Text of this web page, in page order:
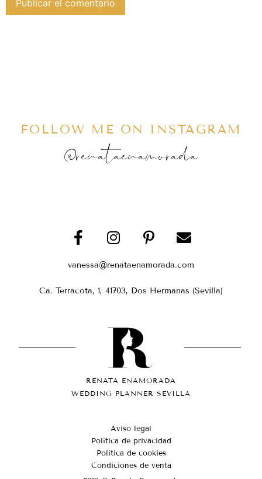
FOLLOW ME ON INSTAGRAM
@renataenamorada
vanessa@renataenamorada.com
Ca. Terracota, 1, 41703, Dos Hermanas (Sevilla)
RENATA ENAMORADA
WEDDING PLANNER SEVILLA
Aviso legal
Política de privacidad
Política de cookies
Condiciones de venta